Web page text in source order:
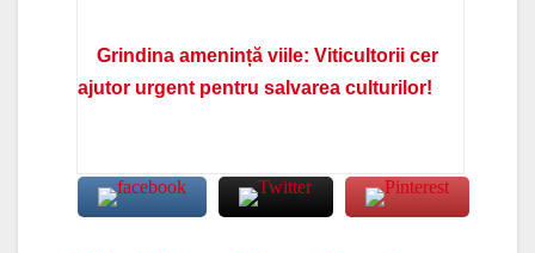
Grindina amenință viile: Viticultorii cer
ajutor urgent pentru salvarea culturilor!